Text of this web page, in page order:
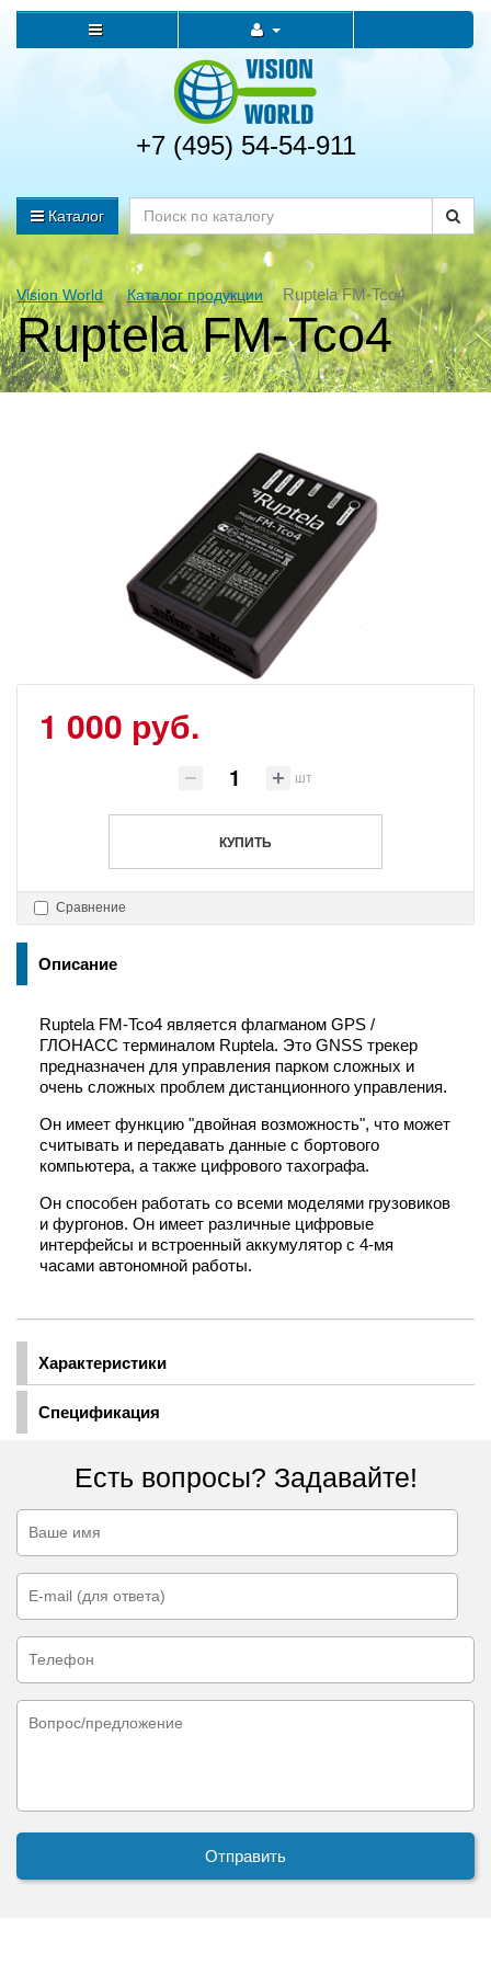
+7 (495) 54-54-911
Каталог
Vision World Каталог продукции Ruptela FM-Tco4
Ruptela FM-Tco4
1 000 руб.
шт
КУПИТЬ
Сравнение
Описание
Характеристики
Спецификация
Ruptela FM-Tco4 является флагманом GPS /
ГЛОНАСС терминалом Ruptela. Это GNSS трекер
предназначен для управления парком сложных и
очень сложных проблем дистанционного управления.
Он имеет функцию "двойная возможность", что может
считывать и передавать данные с бортового
компьютера, а также цифрового тахографа.
Он способен работать со всеми моделями грузовиков
и фургонов. Он имеет различные цифровые
интерфейсы и встроенный аккумулятор с 4-мя
часами автономной работы.
Есть вопросы? Задавайте!